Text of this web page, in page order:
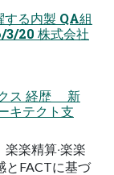
る内製 QA組
3/20 株式会社
ス 経歴 新
キテクト⽀
楽精算‧楽楽
FACTに基づ